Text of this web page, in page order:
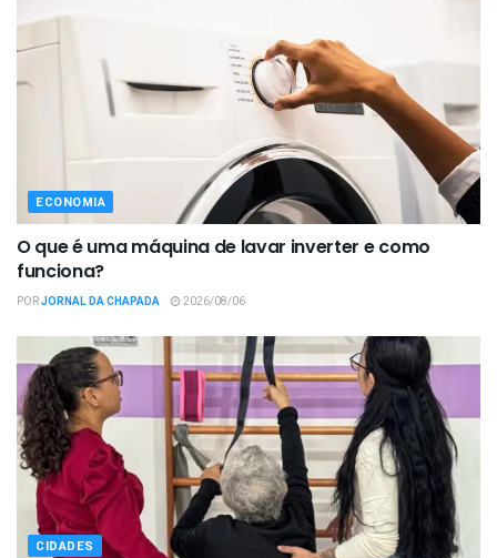
ECONOMIA
O que é uma máquina de lavar inverter e como
funciona?
PORJORNAL DA CHAPADA 2026/08/06
CIDADES